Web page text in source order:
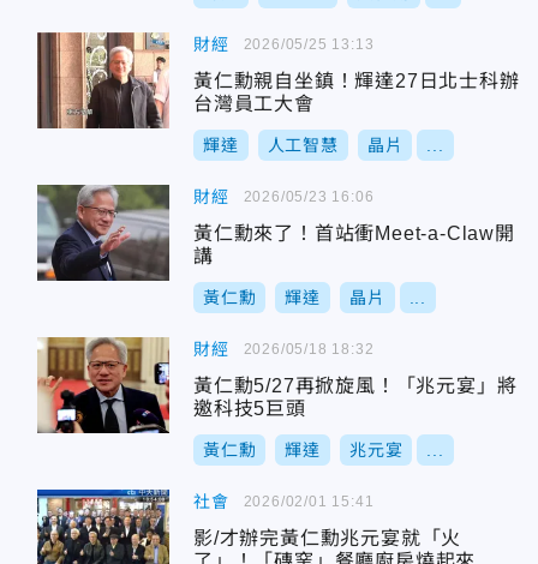
財經
黃仁勳親自坐鎮！輝達27日北士科辦
台灣員工大會
輝達 人工智慧 晶片
2026/05/25 13:13
財經
黃仁勳來了！首站衝Meet-a-Claw開
講
黃仁勳 輝達 晶片
2026/05/23 16:06
財經
黃仁勳5/27再掀旋風！「兆元宴」將
邀科技5巨頭
黃仁勳 輝達 兆元宴
2026/05/18 18:32
社會
影/才辦完黃仁勳兆元宴就「火
2026/02/01 15:41